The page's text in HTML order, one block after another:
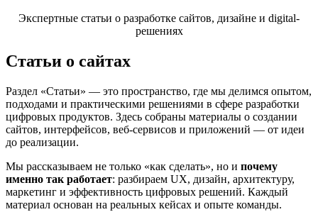
Экспертные статьи о разработке сайтов, дизайне и digital-
решениях
Статьи о сайтах
Раздел «Статьи» — это пространство, где мы делимся опытом,
подходами и практическими решениями в сфере разработки
цифровых продуктов. Здесь собраны материалы о создании
сайтов, интерфейсов, веб-сервисов и приложений — от идеи
до реализации.
Мы рассказываем не только «как сделать», но и почему
именно так работает: разбираем UX, дизайн, архитектуру,
маркетинг и эффективность цифровых решений. Каждый
материал основан на реальных кейсах и опыте команды.